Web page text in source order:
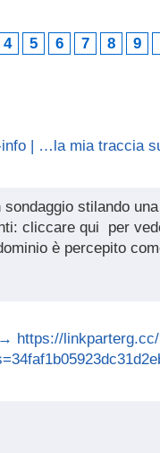
4 5 6 7 8 9
info | …la mia traccia
stilando
cliccare qui per
è percepito
https://